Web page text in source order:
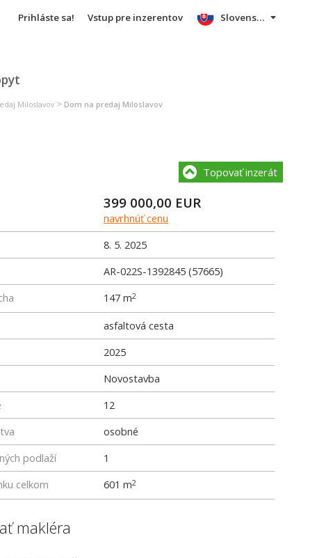
Prihláste sa! Vstup pre inzerentov Slovensky
Miloslavov > Dom na predaj Miloslavov
Topovať inzerát
399 000,00 EUR
navrhnúť cenu
8. 5. 2025
AR-022S-1392845 (57665)
147 m2
asfaltová cesta
2025
Novostavba
12
osobné
podlaží
1
celkom
601 m2
makléra